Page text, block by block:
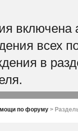
включена
всех
в
по форуму>